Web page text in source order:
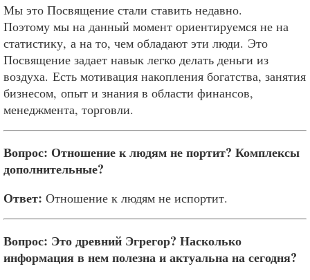
Мы это Посвящение стали ставить недавно.
Поэтому мы на данный момент ориентируемся не на
статистику, а на то, чем обладают эти люди. Это
Посвящение задает навык легко делать деньги из
воздуха. Есть мотивация накопления богатства, занятия
бизнесом, опыт и знания в области финансов,
менеджмента, торговли.
Вопрос: Отношение к людям не портит? Комплексы
дополнительные?
Ответ: Отношение к людям не испортит.
Вопрос: Это древний Эгрегор? Насколько
информация в нем полезна и актуальна на сегодня?